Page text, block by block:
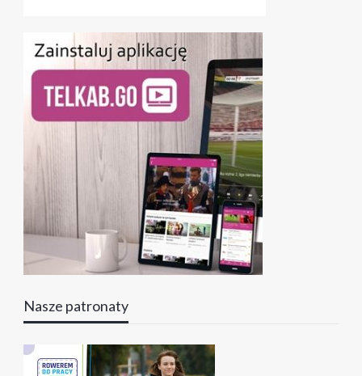
Nasze patronaty